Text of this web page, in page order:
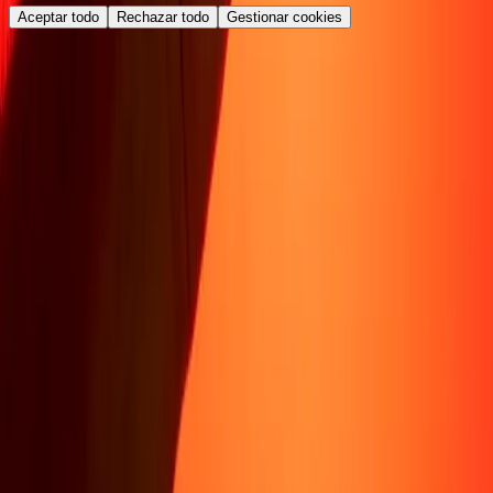
Aceptar todo Rechazar todo Gestionar cookies